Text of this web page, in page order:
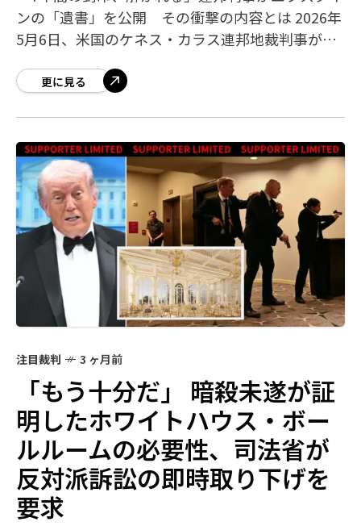
ンの「遺書」を公開 その衝撃の内容とは 2026年
5月6日、米国のケネス・カラス連邦地裁判事が、
リー・エプスタインが書いたとされる
更に見る
注目裁判 3 ヶ月前
「もう十分だ」 暗殺未遂が証
明したホワイトハウス・ボー
ルルームの必要性、司法省が
反対派訴訟の即時取り下げを
要求